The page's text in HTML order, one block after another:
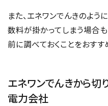
また、エネワンでんきのよ
数料が掛かってしまう場合
前に調べておくことをおすす
エネワンでんきから切
電力会社